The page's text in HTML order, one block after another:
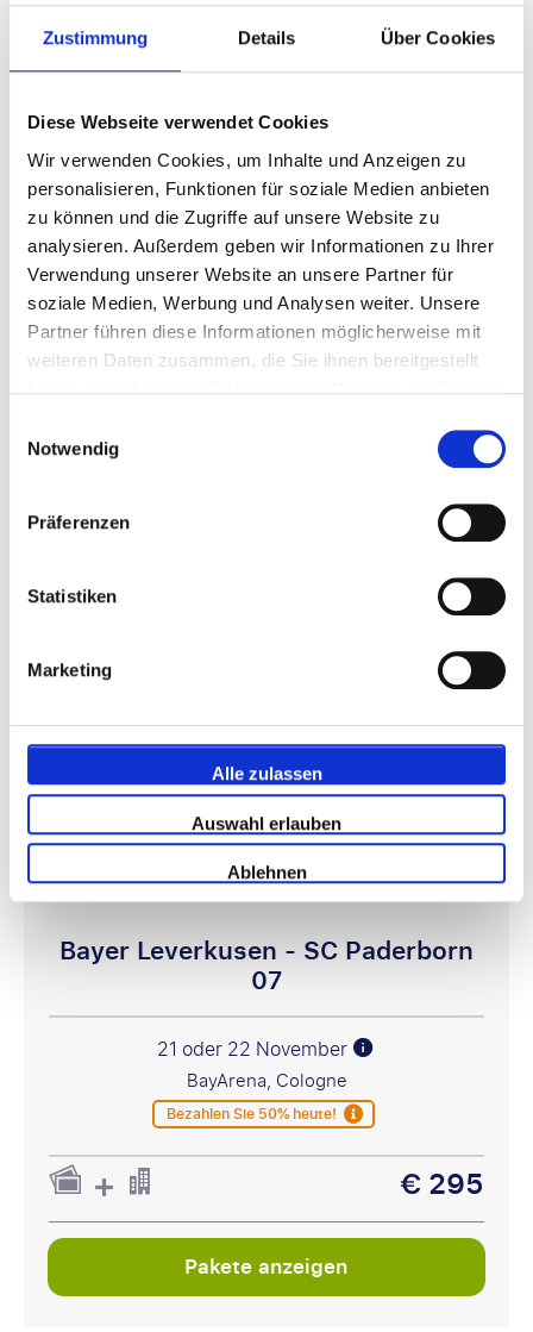
Zustimmung Details Über Cookies
Diese Webseite verwendet Cookies
Wir verwenden Cookies, um Inhalte und Anzeigen zu
personalisieren, Funktionen für soziale Medien anbieten
zu können und die Zugriffe auf unsere Website zu
analysieren. Außerdem geben wir Informationen zu Ihrer
Verwendung unserer Website an unsere Partner für
soziale Medien, Werbung und Analysen weiter. Unsere
Partner führen diese Informationen möglicherweise mit
weiteren Daten zusammen, die Sie ihnen bereitgestellt
Notwendig
Präferenzen
Statistiken
Marketing
Alle zulassen
Auswahl erlauben
Ablehnen
Pakete anzeigen
Bundesliga
Bayer Leverkusen - VfB Stuttgart
€ 314
Bundesliga
Bayer Leverkusen - SC Paderborn
07
21 oder 22 November
BayArena, Cologne
Bezahlen Sie 50% heute!
€ 295
Pakete anzeigen